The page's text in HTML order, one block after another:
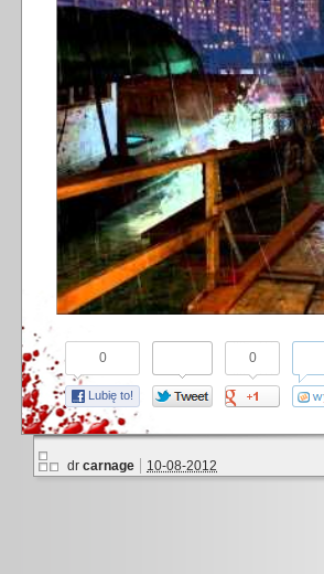
0
Lubię to!
0
dr carnage 10-08-2012